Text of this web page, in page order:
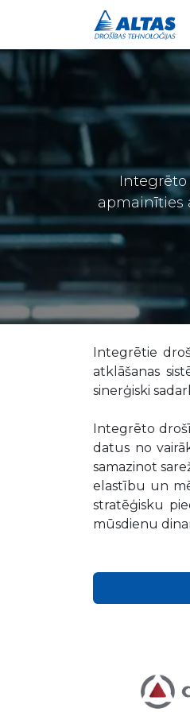
apmainīties
Integrētie
atklāšanas
sinerģiski
Integrēto
datus no
samazinot
elastību un
stratēģisku
mūsdienu